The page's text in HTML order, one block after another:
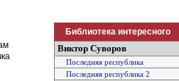
Библиотека интересного
Виктор Суворов
Последняя республика
Последняя республика 2